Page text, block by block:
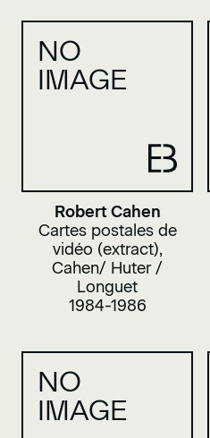
NO
IMAGE
Robert Cahen
Cartes postales de
vidéo (extract),
Cahen/ Huter /
Longuet
1984-1986
NO
IMAGE